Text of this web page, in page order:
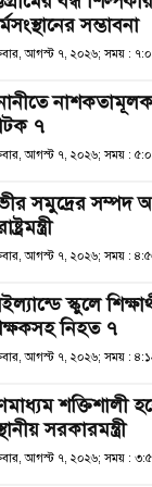
সম্ভাবনা
আগস্ট ৭, ২০২৬; সময় :
৭
আগস্ট ৭, ২০২৬; সময় :
সমুদ্রের সম্পদ
আগস্ট ৭, ২০২৬; সময় :
স্কুলে
নিহত ৭
আগস্ট ৭, ২০২৬; সময় :
শক্তিশালী
সরকারমন্ত্রী
আগস্ট ৭, ২০২৬; সময় :